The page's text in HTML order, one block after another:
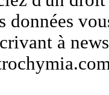
données
à